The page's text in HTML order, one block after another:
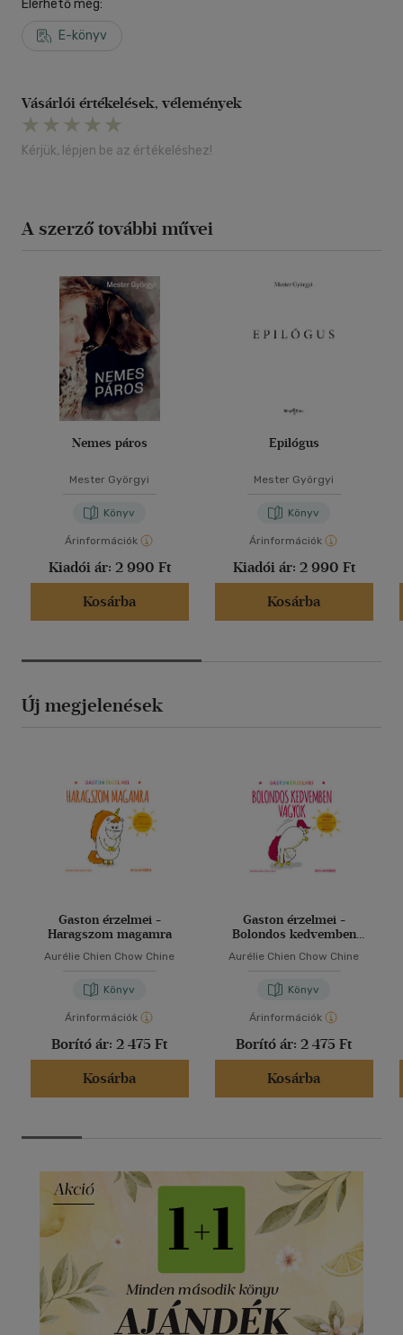
Elérhető még:
E-könyv
Vásárlói értékelések, vélemények
Kérjük, lépjen be az értékeléshez!
A szerző további művei
Nemes páros
Mester Györgyi
Könyv
Árinformációk
Kiadói ár: 2 990 Ft
Kosárba
Epilógus
Mester Györgyi
Könyv
Árinformációk
Kiadói ár: 2 990 Ft
Kosárba
Új megjelenések
Gaston érzelmei -
Haragszom magamra
Aurélie Chien Chow Chine
Könyv
Árinformációk
Borító ár: 2 475 Ft
Kosárba
Gaston érzelmei -
Bolondos kedvemben
Aurélie Chien Chow Chine
Könyv
Árinformációk
Borító ár: 2 475 Ft
Kosárba